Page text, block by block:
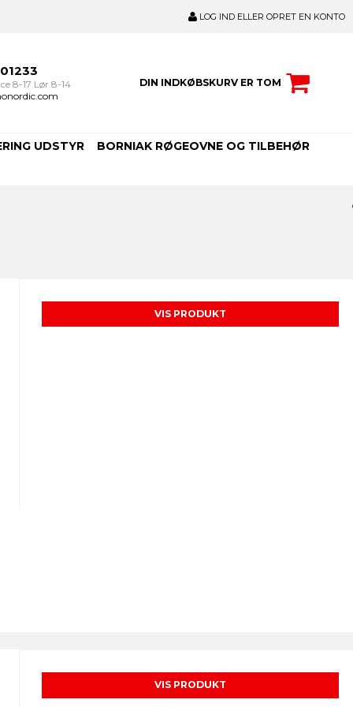
LOG IND ELLER OPRET EN KONTO
8-17 Lør 8-14
DIN INDKØBSKURV ER TOM
UDSTYR
BORNIAK RØGEOVNE OG TILBEHØR
VIS PRODUKT
VIS PRODUKT